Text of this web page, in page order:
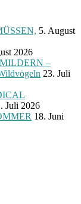
5. August
2026
–
23. Juli
Juli 2026
18. Juni